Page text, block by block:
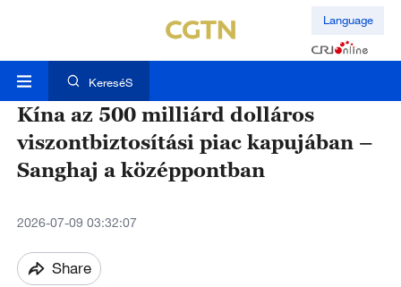
Language
KereséS
Kína az 500 milliárd dolláros
viszontbiztosítási piac kapujában –
Sanghaj a középpontban
2026-07-09 03:32:07
Share